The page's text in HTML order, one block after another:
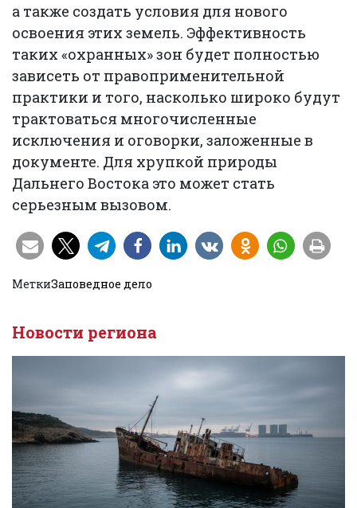
а также создать условия для нового
освоения этих земель. Эффективность
таких «охранных» зон будет полностью
зависеть от правоприменительной
практики и того, насколько широко будут
трактоваться многочисленные
исключения и оговорки, заложенные в
документе. Для хрупкой природы
Дальнего Востока это может стать
серьезным вызовом.
МеткиЗаповедное дело
Новости региона